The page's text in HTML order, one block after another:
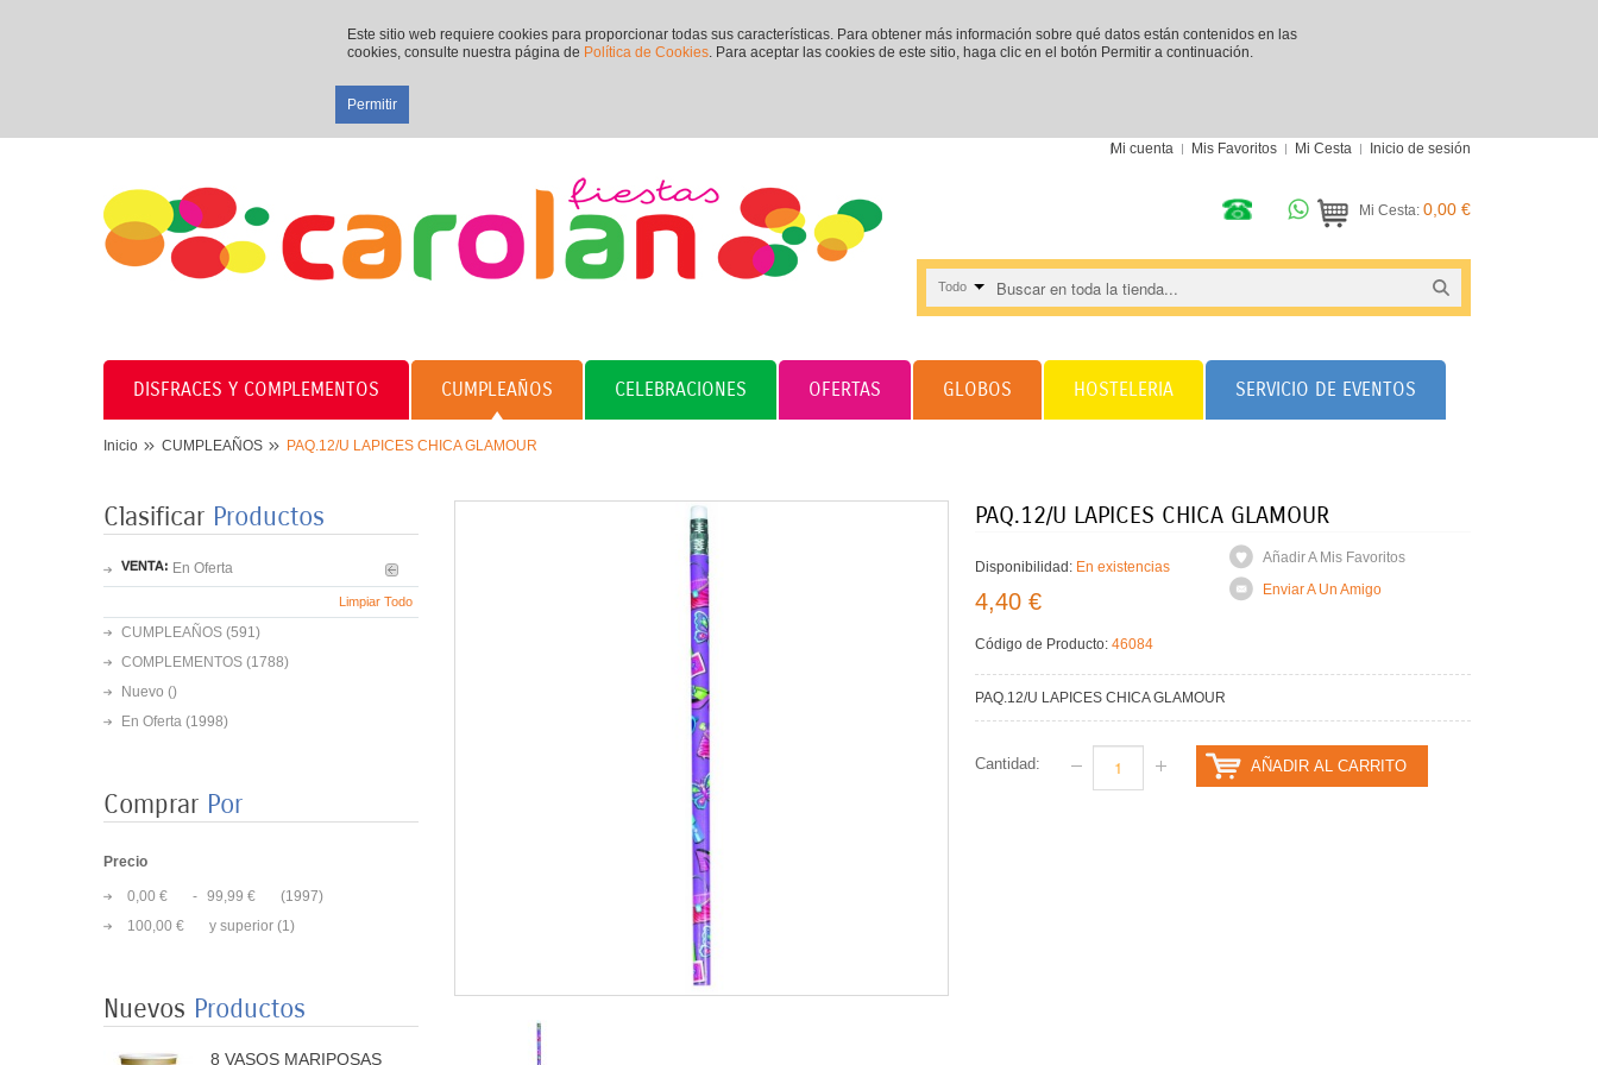
Este sitio web requiere cookies para proporcionar todas sus características. Para obtener más información sobre qué datos están contenidos en las
cookies, consulte nuestra página de Política de Cookies. Para aceptar las cookies de este sitio, haga clic en el botón Permitir a continuación.
Permitir
Mi cuenta Mis Favoritos Mi Cesta Inicio de sesión
Mi Cesta: 0,00 €
Todo
DISFRACES Y COMPLEMENTOS CUMPLEAÑOS CELEBRACIONES OFERTAS GLOBOS HOSTELERIA SERVICIO DE EVENTOS
Inicio CUMPLEAÑOS PAQ.12/U LAPICES CHICA GLAMOUR
Clasificar Productos
VENTA: En Oferta
Limpiar Todo
CUMPLEAÑOS (591)
COMPLEMENTOS (1788)
Nuevo ()
En Oferta (1998)
Comprar Por
Precio
0,00 € - 99,99 €
(1997)
100,00 €
y superior (1)
Nuevos Productos
8 PLATOS MARIPOSAS
PAQ.12/U LAPICES CHICA GLAMOUR
Disponibilidad: En existencias
4,40 €
Código de Producto:46084
Añadir A Mis Favoritos
Enviar A Un Amigo
PAQ.12/U LAPICES CHICA GLAMOUR
Cantidad: AÑADIR AL CARRITO